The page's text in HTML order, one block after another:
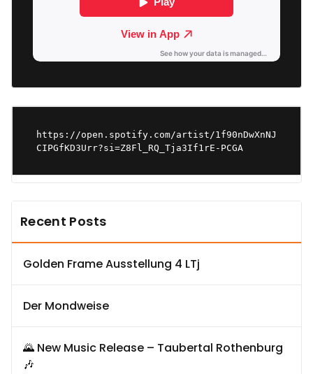
https://open.spotify.com/artist/1f90nDwXnNJ
CIPGfKD3Urr?si=Z8Fl_RQ_Tja3If1rE-PCGA
Recent Posts
Golden Frame Ausstellung 4 LTj
Der Mondweise
🌄 New Music Release – Taubertal Rothenburg
🎶